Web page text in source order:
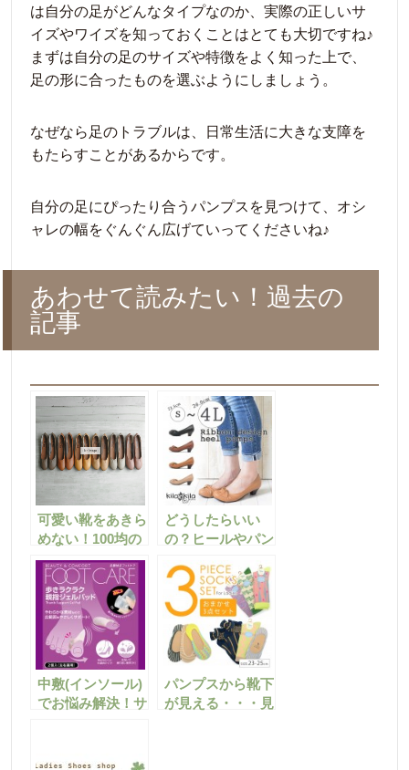
は自分の足がどんなタイプなのか、実際の正しいサ
イズやワイズを知っておくことはとても大切ですね♪
まずは自分の足のサイズや特徴をよく知った上で、
足の形に合ったものを選ぶようにしましょう。
なぜなら足のトラブルは、日常生活に大きな支障を
もたらすことがあるからです。
自分の足にぴったり合うパンプスを見つけて、オシ
ャレの幅をぐんぐん広げていってくださいね♪
あわせて読みたい！過去の
記事
可愛い靴をあきら
めない！100均の
バンドでパンプス
のトラブルを改善
☆
どうしたらいい
の？ヒールやパン
痛くなる理由＆対
策方法
中敷(インソール)
でお悩み解決！サ
ます！
パンプスから靴下
が見える・・・見